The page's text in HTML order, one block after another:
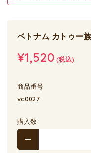
ベトナム カトゥー
¥1,520(税込)
商品番号
vc0027
購入数